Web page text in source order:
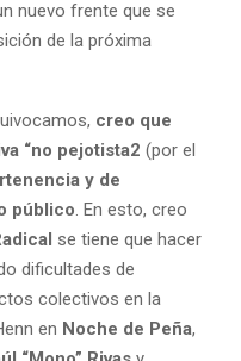
nuevo frente que se
de la próxima
creo que
“no pejotista2 (por el
y de
público . En esto, creo
se tiene que hacer
dificultades de
colectivos en la
en Noche de Peña,